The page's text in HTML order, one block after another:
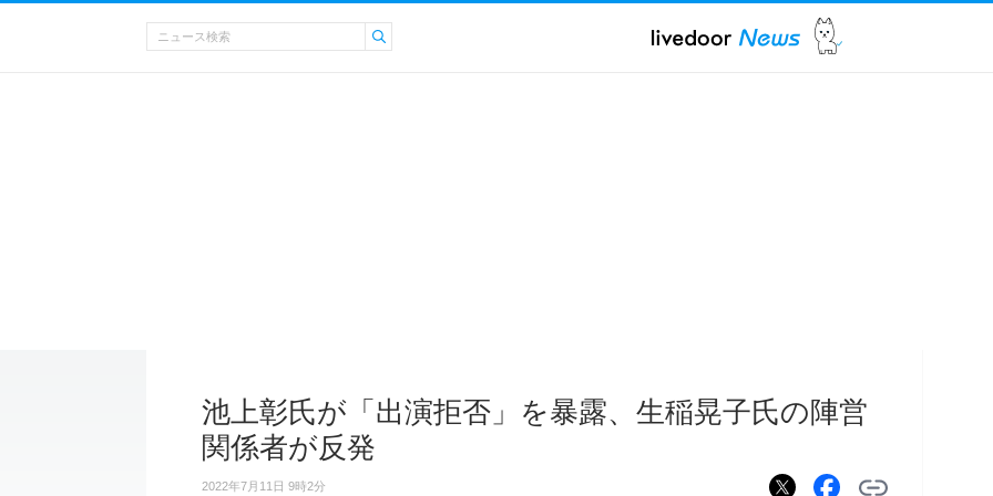
池上彰氏が「出演拒否」を暴露、生稲晃子氏の陣営
関係者が反発
2022年7月11日 9時2分